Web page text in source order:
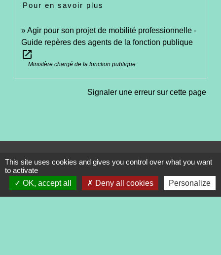
Pour en savoir plus
Agir pour son projet de mobilité professionnelle -
Guide repères des agents de la fonction publique
open_in_new
Ministère chargé de la fonction publique
Signaler une erreur sur cette page
2 place du Bourg
22410 Tréveneuc - FRANCE
+33 2 96 70 84 84
This site uses cookies and gives you control over what you want
to activate
OK, accept all
Deny all cookies Personalize